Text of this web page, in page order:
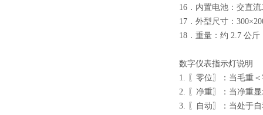
16．内置电池：交直
17．外型尺寸：
18．重量：约 2.7 公斤
数字仪表指示灯说明
1. 〖零位〗：当毛重
2. 〖净重〗：当净重
3. 〖自动〗：当处于